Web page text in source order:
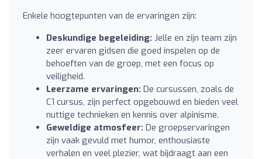
Enkele hoogtepunten van de ervaringen zijn:
Deskundige begeleiding: Jelle en zijn team zijn
zeer ervaren gidsen die goed inspelen op de
behoeften van de groep, met een focus op
veiligheid.
Leerzame ervaringen: De cursussen, zoals de
C1 cursus, zijn perfect opgebouwd en bieden veel
nuttige technieken en kennis over alpinisme.
Geweldige atmosfeer: De groepservaringen
zijn vaak gevuld met humor, enthousiaste
verhalen en veel plezier, wat bijdraagt aan een